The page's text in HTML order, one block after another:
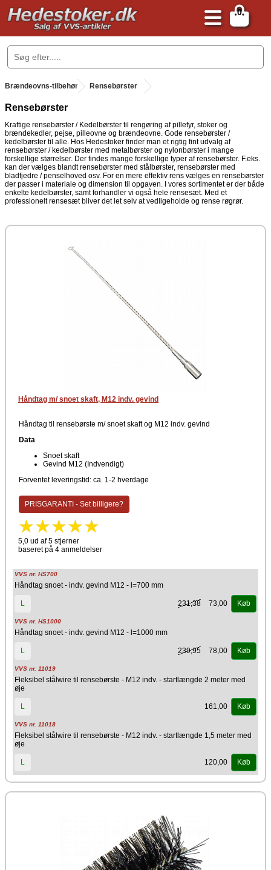
0
.
Brændeovns-tilbehør . Rensebørster
Rensebørster
Kraftige rensebørster / Kedelbørster til rengøring af pillefyr, stoker og
brændekedler, pejse, pilleovne og brændeovne. Gode rensebørster /
kedelbørster til alle. Hos Hedestoker finder man et rigtig fint udvalg af
rensebørster / kedelbørster med metalbørster og nylonbørster i mange
forskellige størrelser. Der findes mange forskellige typer af rensebørster. F.eks.
kan der vælges blandt rensebørster med stålbørster, rensebørster med
bladfjedre / penselhoved osv. For en mere effektiv rens vælges en rensebørster
der passer i materiale og dimension til opgaven. I vores sortimentet er der både
enkelte kedelbørster, samt forhandler vi også hele rensesæt. Med et
professionelt rensesæt bliver det let selv at vedligeholde og rense røgrør.
Håndtag m/ snoet skaft, M12 indv. gevind
Håndtag til rensebørste m/ snoet skaft og M12 indv. gevind
Data
Snoet skaft
Gevind M12 (Indvendigt)
Forventet leveringstid: ca. 1-2 hverdage
PRISGARANTI - Set billigere?
5,0 ud af 5 stjerner
baseret på 4 anmeldelser
VVS nr. HS700
Håndtag snoet - indv. gevind M12 - l=700 mm
L 231,38 73,00 Køb
VVS nr. HS1000
Håndtag snoet - indv. gevind M12 - l=1000 mm
L 239,95 78,00 Køb
VVS nr. 11019
Fleksibel stålwire til rensebørste - M12 indv. - startlængde 2 meter med
øje
L 161,00 Køb
VVS nr. 11018
Fleksibel stålwire til rensebørste - M12 indv. - startlængde 1,5 meter med
øje
L 120,00 Køb